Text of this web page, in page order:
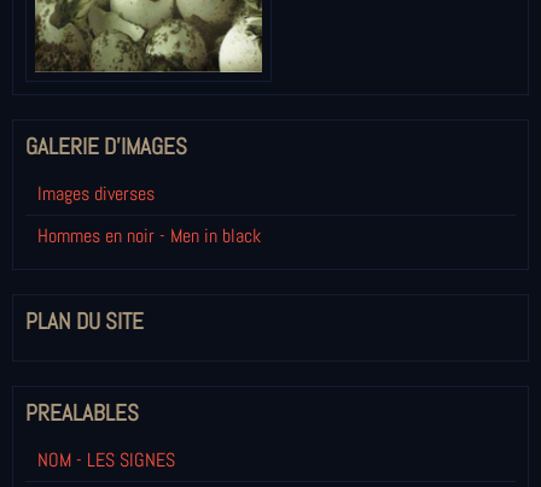
GALERIE D'IMAGES
Images diverses
Hommes en noir - Men in black
PLAN DU SITE
PREALABLES
NOM - LES SIGNES